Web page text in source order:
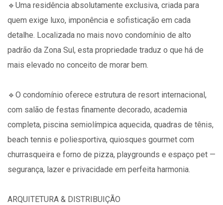
🔹️Uma residência absolutamente exclusiva, criada para
quem exige luxo, imponência e sofisticação em cada
detalhe. Localizada no mais novo condomínio de alto
padrão da Zona Sul, esta propriedade traduz o que há de
mais elevado no conceito de morar bem.
🔹️O condomínio oferece estrutura de resort internacional,
com salão de festas finamente decorado, academia
completa, piscina semiolímpica aquecida, quadras de tênis,
beach tennis e poliesportiva, quiosques gourmet com
churrasqueira e forno de pizza, playgrounds e espaço pet —
segurança, lazer e privacidade em perfeita harmonia.
ARQUITETURA & DISTRIBUIÇÃO